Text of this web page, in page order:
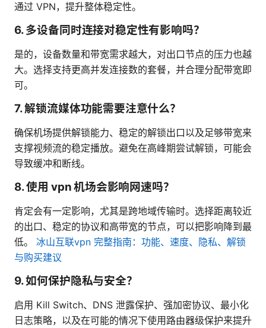
通过 VPN，提升整体稳定性。
6. 多设备同时连接对稳定性有影响吗？
是的，设备数量和带宽需求越大，对出口节点的压力也越
大。选择支持更高并发连接数的套餐，并合理分配带宽即
可。
7. 解锁流媒体功能需要注意什么？
确保机场提供解锁能力、稳定的解锁出口以及足够带宽来
支撑视频流的稳定播放。避免在高峰期尝试解锁，可能会
导致缓冲和断线。
8. 使用 vpn 机场会影响网速吗？
肯定会有一定影响，尤其是跨地域传输时。选择距离较近
的出口、稳定的协议和高带宽的节点，可以把影响降到最
低。 冰山互联vpn 完整指南：功能、速度、隐私、解锁
与购买建议
9. 如何保护隐私与安全？
启用 Kill Switch、DNS 泄露保护、强加密协议、最小化
日志策略，以及在可能的情况下使用路由器级保护来提升